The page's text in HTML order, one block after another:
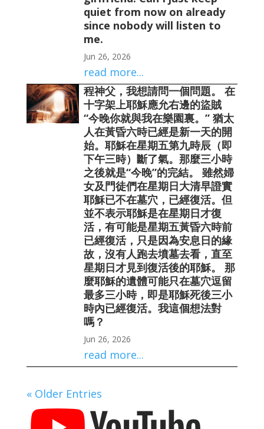
quiet from now on already
since nobody will listen to
me.
Jun 26, 2026
read more...
程神父，我想請問一個問題。 在
十字架上耶穌應允右邊的盜賊
“今晚你就與我在樂園裏。” 猶太
人在黃昏六時已經是新一天的開
始。耶穌在星期五第九時辰（即
下午三時）斷了氣。那麼三小時
之後就是“今晚”的完結。 雖然婦
女及門徒們在星期日大清早證實
耶穌已不在墓穴，已經復活。但
並不表示耶穌是在星期日才復
活，有可能是星期五黃昏六時前
已經復活，只是因為安息日的緣
故，沒有人跑去墳墓去看，直至
星期日才見到復活後的耶穌。 那
麼耶穌的遺體可能只在墓穴逗留
最多三小時，即是耶穌死後三小
時內已經復活。我這個想法對
嗎？
Jun 26, 2026
read more...
« Older Entries